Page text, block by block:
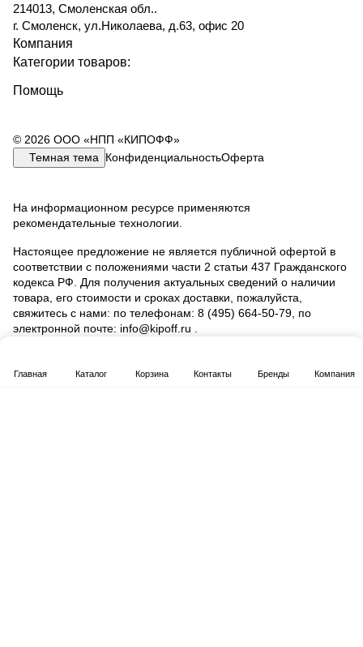
Главная Каталог Корзина Контакты Бренды Компания
214013, Смоленская обл..
г. Смоленск, ул.Николаева, д.63, офис 20
Компания
Категории товаров:
Помощь
© 2026 ООО «НПП «КИПОФФ»
Темная тема
КонфиденциальностьОферта
На информационном ресурсе применяются
рекомендательные технологии
Настоящее предложение не является публичной офертой в
соответствии с положениями части 2 статьи 437 Гражданского
кодекса РФ. Для получения актуальных сведений о наличии
товара, его стоимости и сроках доставки, пожалуйста,
свяжитесь с нами: по телефонам: 8 (495) 664‑50‑79, по
электронной почте: info@kipoff.ru .